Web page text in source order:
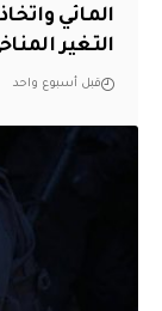
المائي
التغير
قبل أسبوع واحد